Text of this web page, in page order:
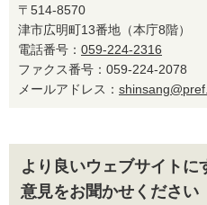
〒514-8570
津市広明町13番地（本庁8階）
電話番号： 059-224-2316
ファクス番号：059-224-2078
メールアドレス：
より良いウェブサイトに
意見をお聞かせください